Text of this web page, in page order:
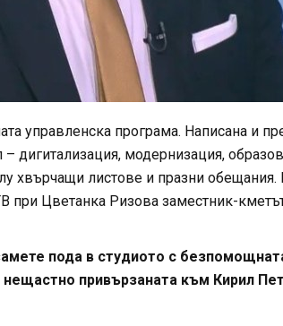
управленска програма. Написана и
– дигитализация, модернизация,
хвърчащи листове и празни обещания.
при Цветанка Ризова заместник-
пода в студиото с
привързаната към Кирил